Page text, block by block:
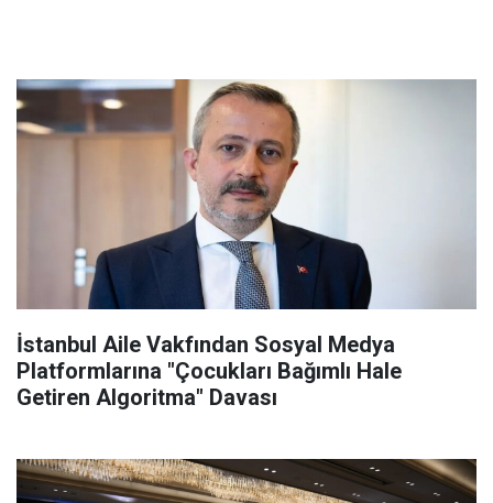
İstanbul Aile Vakfından Sosyal Medya
Platformlarına "Çocukları Bağımlı Hale
Getiren Algoritma" Davası